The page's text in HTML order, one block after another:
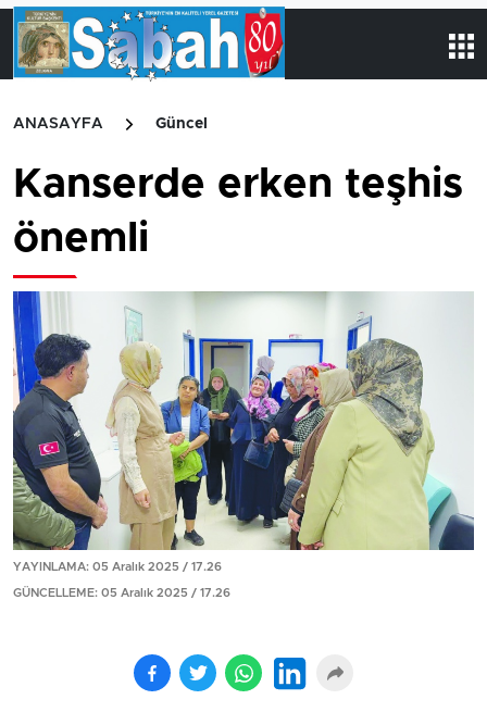
ANASAYFA Güncel
Kanserde erken teşhis
önemli
YAYINLAMA: 05 Aralık 2025 / 17.26
GÜNCELLEME: 05 Aralık 2025 / 17.26